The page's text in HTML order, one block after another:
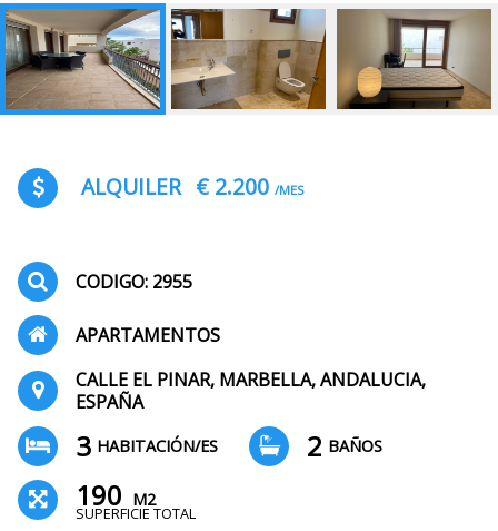
ALQUILER € 2.200 /MES
CODIGO: 2955
APARTAMENTOS
CALLE EL PINAR, MARBELLA, ANDALUCIA,
ESPAÑA
3 HABITACIÓN/ES 2 BAÑOS
190 M2
SUPERFICIE TOTAL